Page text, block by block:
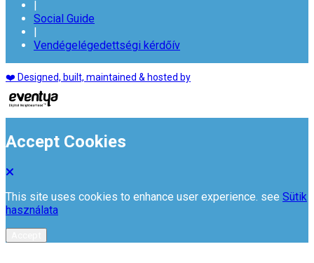
Social Guide
Vendégelégedettségi kérdőív
❤️ Designed, built, maintained & hosted by
Accept Cookies
This site uses cookies to enhance user experience. see Sütik
használata